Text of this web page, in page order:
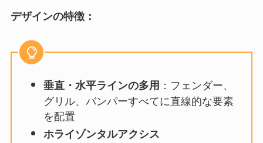
デザインの特徴：
垂直・水平ラインの多用 ：フェンダー、
グリル、バンパーすべてに直線的な要素
を配置
ホライゾンタルアクシス